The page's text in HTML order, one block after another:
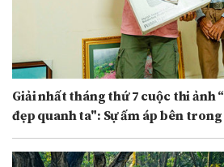
Giải nhất tháng thứ 7 cuộc thi ảnh
đẹp quanh ta": Sự ấm áp bên